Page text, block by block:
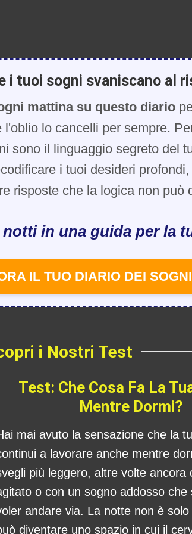
i tuoi sogni svaniscano al
mattina su questo diario
l'oblio lo cancelli per sempre.
sono il linguaggio segreto del
i tuoi desideri
risposte che la logica non può
in una guida per la
IL TUO DIARIO DEI SOGNI
i Nostri Test
Test: Che Cosa Fa La
Mentre Dormi?
mai avuto la sensazione che la
a lavorare anche mentre
più leggero, altre volte ancora
o con un sogno addosso che
andare via. La notte non è
diventare uno spazio in cui il